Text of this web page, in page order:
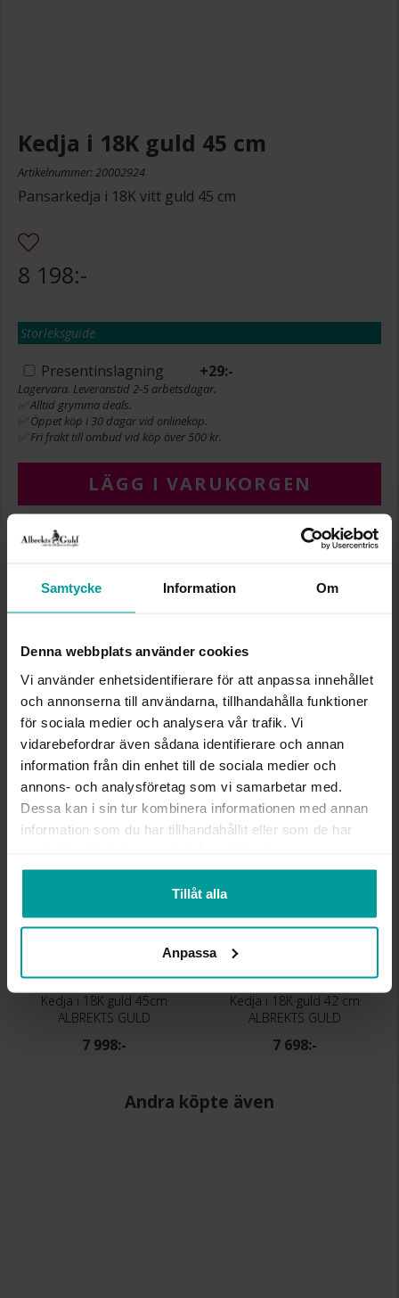
Samtycke Information Om
Denna webbplats använder cookies
Vi använder enhetsidentifierare för att anpassa innehållet
och annonserna till användarna, tillhandahålla funktioner
för sociala medier och analysera vår trafik. Vi
vidarebefordrar även sådana identifierare och annan
information från din enhet till de sociala medier och
annons- och analysföretag som vi samarbetar med.
Dessa kan i sin tur kombinera informationen med annan
information som du har tillhandahållit eller som de har
Tillåt alla
Anpassa
Kedja i 18K guld 45 cm
Artikelnummer: 20002924
Pansarkedja i 18K vitt guld 45 cm
8 198:-
Storleksguide
Presentinslagning +29:-
Lagervara. Leveranstid 2-5 arbetsdagar.
✅ Alltid grymma deals.
✅ Öppet köp i 30 dagar vid onlineköp.
✅ Fri frakt till ombud vid köp över 500 kr.
LÄGG I VARUKORGEN
LÄNGD CA (CM)
MATERIAL
Vitt guld
ÄDELMETALL
18K Gold
KEDJEMODELL
Curb chain
VIKT CA (GRAM)
2.6
Liknande produkter
Kedja i 18K guld 45cm
ALBREKTS GULD
7 998:-
Kedja i 18K guld 42 cm
ALBREKTS GULD
7 698:-
Andra köpte även